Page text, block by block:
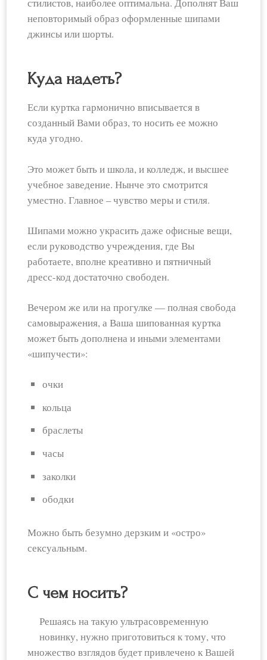
стилистов, наиболее оптимальна. Дополнят Ваш
неповторимый образ оформленные шипами
джинсы или шорты.
Куда надеть?
Если куртка гармонично вписывается в
созданный Вами образ, то носить ее можно
куда угодно.
Это может быть и школа, и колледж, и высшее
учебное заведение. Нынче это смотрится
уместно. Главное – чувство меры и стиля.
Шипами можно украсить даже офисные вещи,
если руководство учреждения, где Вы
работаете, вполне креативно и пятничный
дресс-код достаточно свободен.
Вечером же или на прогулке — полная свобода
самовыражения, а Ваша шипованная куртка
может быть дополнена и иными элементами
«шипучести»:
очки
кольца
браслеты
часы
заколки
ободки
Можно быть безумно дерзким и «остро»
сексуальным.
С чем носить?
Решаясь на такую ультрасовременную
новинку, нужно приготовиться к тому, что
множество взглядов будет привлечено к Вашей